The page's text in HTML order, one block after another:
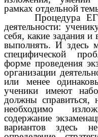
рамках отдельной
Процедура
деятельности:
себя, какие задания
выполнять. И здесь
специфической
форме проведения
организации
или менее
ученики имеют
должны справиться,
необходимо
содержание
вариантов здесь